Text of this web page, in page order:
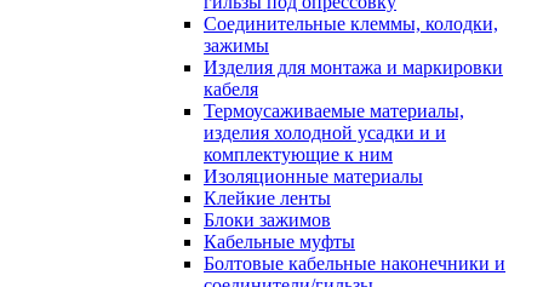
Соединительные клеммы, колодки,
зажимы
Изделия для монтажа и маркировки
кабеля
Термоусаживаемые материалы,
изделия холодной усадки и и
комплектующие к ним
Изоляционные материалы
Клейкие ленты
Блоки зажимов
Кабельные муфты
Болтовые кабельные наконечники и